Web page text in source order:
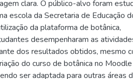
clara. O público-alvo foram
escola da Secretaria de Educação
da plataforma de botânica,
desempenharam as
dos resultados obtidos, mesmo
do curso de botânica no Moodle
ser adaptada para outras áreas